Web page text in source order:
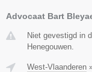
Advocaat Bart
Niet gevestigd in
Henegouwen.
West-Vlaanderen